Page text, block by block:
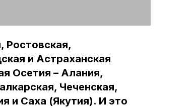
Ростовская,
и Астраханская
Осетия – Алания,
Чеченская,
и Саха (Якутия). И это